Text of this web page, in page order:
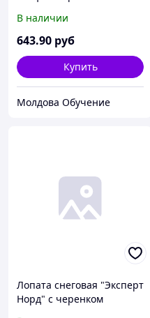
мм Длина в сборе 1350
мм алюминиевая
защитная планка
ДЮРалюминиевый
черенок САМАЯ
В наличии
643.90 руб
Купить
Молдова Обучение
Лопата снеговая "Эксперт
Норд" с черенком